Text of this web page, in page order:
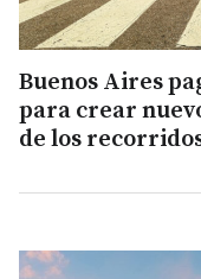
Buenos Aires
para crear
de los